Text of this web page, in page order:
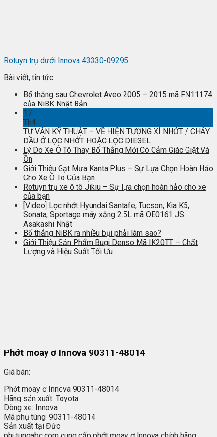
Rotuyn trụ dưới Innova 43330-09295
Bài viết, tin tức
Bố thắng sau Chevrolet Aveo 2005 – 2015 mã FN11174
của NiBK Nhật Bản
17
Th4
TƯ VẤN KỸ THUẬT – VỀ HIỆN TƯỢNG XÌ NHỚT / CHẢY
DẦU Ở LỌC NHỚT HOẶC LỌC DIESEL
Lý Do Xe Ô Tô Thay Bố Thắng Mới Có Cảm Giác Giật Và
Ồn
Giới Thiệu Gạt Mưa Kanta Plus – Sự Lựa Chọn Hoàn Hảo
Cho Xe Ô Tô Của Bạn
Rotuyn trụ xe ô tô Jikiu – Sự lựa chọn hoàn hảo cho xe
của bạn
[Video] Lọc nhớt Hyundai Santafe, Tucson, Kia K5,
Sonata, Sportage máy xăng 2.5L mã OE0161 JS
Asakashi Nhật
Bố thắng NiBK ra nhiều bụi phải làm sao?
Giới Thiệu Sản Phẩm Bugi Denso Mã IK20TT – Chất
Lượng và Hiệu Suất Tối Ưu
Phớt moay ơ Innova 90311-48014
Giá bán:
Phớt moay ơ Innova 90311-48014
Hãng sản xuất: Toyota
Dòng xe: Innova
Mã phụ tùng: 90311-48014
Sản xuất tại Đức